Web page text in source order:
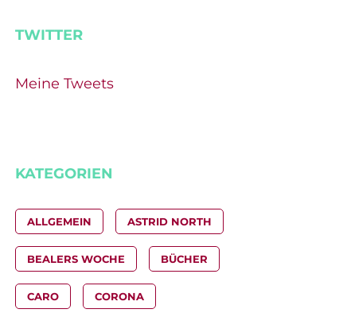
TWITTER
Meine Tweets
KATEGORIEN
ALLGEMEIN ASTRID NORTH
BEALERS WOCHE BÜCHER
CARO CORONA